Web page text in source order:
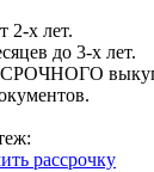
2-х лет.
до 3-х лет.
рассрочку